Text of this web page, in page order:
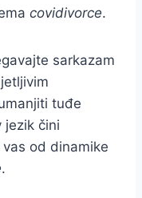
covidivorce.
sarkazam
tuđe
jezik čini
od dinamike
.